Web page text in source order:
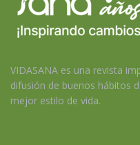
VIDASANA es una revista
difusión de buenos hábitos
mejor estilo de vida.